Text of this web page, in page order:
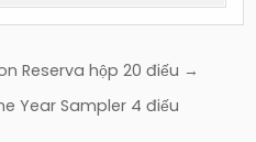
Reserva hộp 20 điếu →
Year Sampler 4 điếu